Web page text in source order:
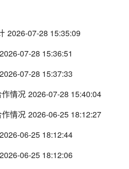
2026-07-28 15:35:09
2026-07-28 15:36:51
2026-07-28 15:37:33
情况 2026-07-28 15:40:04
情况 2026-06-25 18:12:27
2026-06-25 18:12:44
2026-06-25 18:12:06